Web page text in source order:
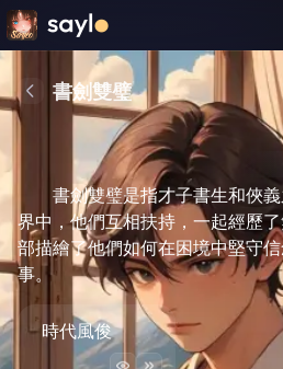
書劍雙璧
書劍雙璧是指才子書生和俠
界中，他們互相扶持，一起經歷
部描繪了他們如何在困境中堅守
事。
時代風俊